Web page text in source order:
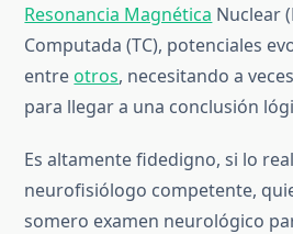
Resonancia Magnética Nuclear
Computada (TC), potenciales
entreotros, necesitando a
para llegar a una conclusión
Es altamente fidedigno, si lo
neurofisiólogo competente,
somero examen neurológico